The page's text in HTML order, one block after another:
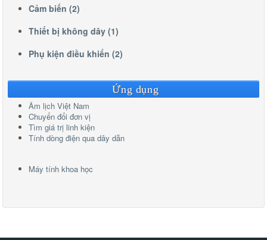
Cảm biến (2)
Thiết bị không dây (1)
Phụ kiện điều khiển (2)
Ứng dụng
Âm lịch Việt Nam
Chuyển đổi đơn vị
Tìm giá trị linh kiện
Tính dòng điện qua dây dẫn
Máy tính khoa học